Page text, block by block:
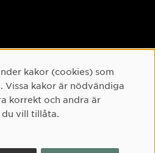
kakor (cookies) som
Vissa kakor är nödvändiga
korrekt och andra är
vill tillåta.